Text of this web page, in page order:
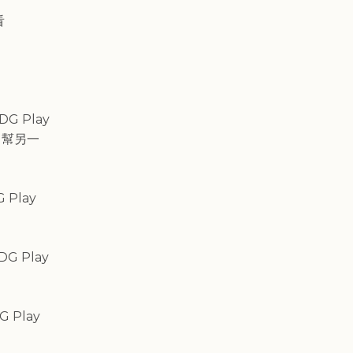
Play
另一
Play
Play
Play